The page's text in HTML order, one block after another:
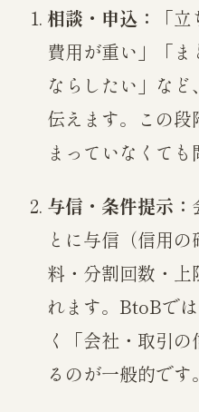
相談・申込：
「
費用が重い」「
ならしたい」な
伝えます。この
まっていなくても
与信・条件提示：
とに与信（信用
料・分割回数・上
れます。BtoBで
く「会社・取引
るのが一般的です。